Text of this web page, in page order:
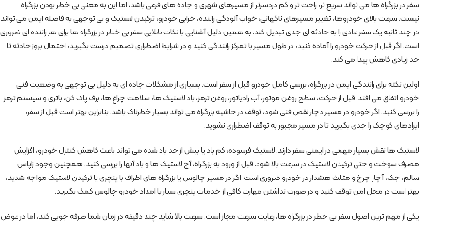
سفر در بزرگراه ها می تواند سریع تر، راحت تر و کم دردسرتر از مسیرهای شهری و جاده های فرعی باشد، اما این به معنی بی خطر بودن بزرگراه
نیست. سرعت بالای خودروها، تغییر مسیرهای ناگهانی، خواب آلودگی راننده، خرابی خودرو، ترکیدن لاستیک و بی توجهی به فاصله ایمن می تواند
در چند ثانیه یک سفر عادی را به حادثه ای جدی تبدیل کند. به همین دلیل آشنایی با نکات طلایی سفر بی خطر در بزرگراه ها برای هر راننده ای ضروری
است. اگر قبل از حرکت خودرو را آماده کنید، در طول مسیر با تمرکز رانندگی کنید و در شرایط اضطراری تصمیم درست بگیرید، احتمال بروز حادثه تا
حد زیادی کاهش پیدا می کند.
اولین نکته برای رانندگی ایمن در بزرگراه، بررسی کامل خودرو قبل از سفر است. بسیاری از مشکلات جاده ای به دلیل بی توجهی به وضعیت فنی
خودرو اتفاق می افتد. قبل از حرکت، سطح روغن موتور، آب رادیاتور، روغن ترمز، باد لاستیک ها، سلامت چراغ ها، برف پاک کن، باتری و سیستم ترمز
را بررسی کنید. اگر خودرو در مسیر دچار نقص فنی شود، توقف در حاشیه بزرگراه می تواند بسیار خطرناک باشد. بنابراین بهتر است قبل از سفر،
ایرادهای کوچک را جدی بگیرید تا در مسیر مجبور به توقف اضطراری نشوید.
لاستیک ها نقش بسیار مهمی در ایمنی سفر دارند. لاستیک فرسوده، کم باد یا بیش از حد باد شده می تواند باعث کاهش کنترل خودرو، افزایش
مصرف سوخت و حتی ترکیدن لاستیک در سرعت بالا شود. قبل از ورود به بزرگراه، آج لاستیک ها و باد آنها را بررسی کنید. همچنین وجود زاپاس
سالم، جک، آچار چرخ و مثلث هشدار در خودرو ضروری است. اگر در مسیر چالوس یا بزرگراه های اطراف با پنچری یا ترکیدن لاستیک مواجه شدید،
بهتر است در محل امن توقف کنید و در صورت نداشتن مهارت کافی از خدمات پنچری سیار یا امداد خودرو چالوس کمک بگیرید.
یکی از مهم ترین اصول سفر بی خطر در بزرگراه ها، رعایت سرعت مجاز است. سرعت بالا شاید چند دقیقه در زمان شما صرفه جویی کند، اما در عوض